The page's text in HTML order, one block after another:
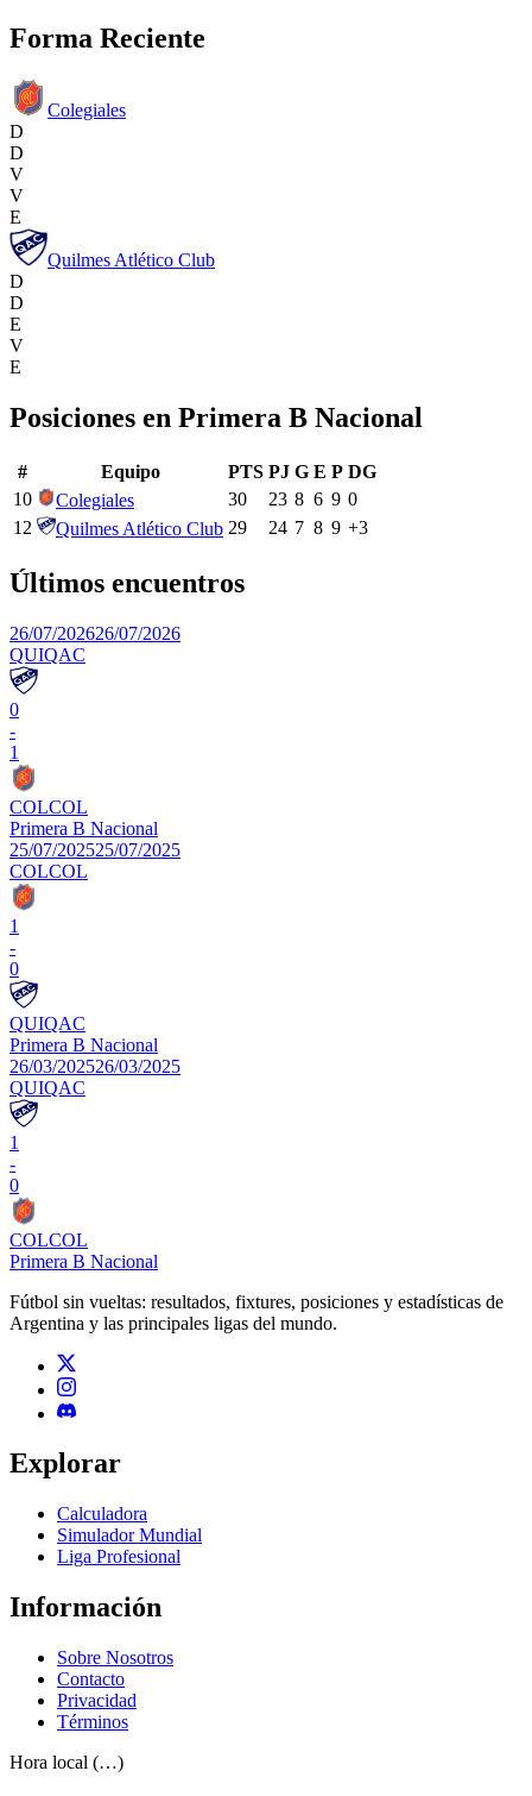
Forma Reciente
Colegiales
D
D
V
V
E
Quilmes Atlético Club
D
D
E
V
E
Posiciones en Primera B Nacional
# Equipo PTS PJ G E P DG
10
Colegiales 30 23 8 6 9 0
12
Quilmes Atlético Club 29 24 7 8 9 +3
Últimos encuentros
26/07/202626/07/2026
QUIQAC
0
-
1
COLCOL
Primera B Nacional
25/07/202525/07/2025
COLCOL
1
-
0
QUIQAC
Primera B Nacional
26/03/202526/03/2025
QUIQAC
1
-
0
COLCOL
Primera B Nacional
Fútbol sin vueltas: resultados, fixtures, posiciones y estadísticas de
Argentina y las principales ligas del mundo.
Explorar
Calculadora
Simulador Mundial
Liga Profesional
Información
Sobre Nosotros
Contacto
Privacidad
Términos
Hora local (…)